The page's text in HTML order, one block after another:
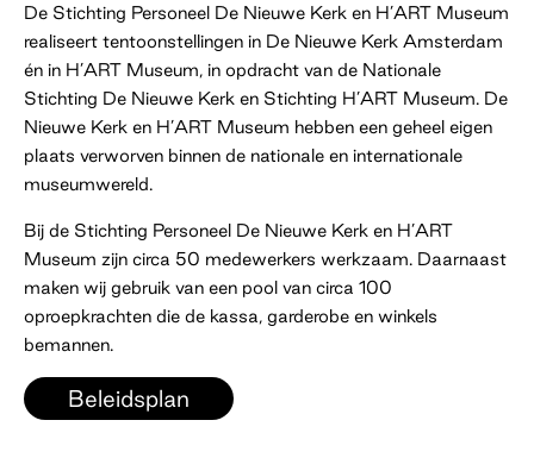
De Stichting Personeel De Nieuwe Kerk en H’ART Museum
realiseert tentoonstellingen in De Nieuwe Kerk Amsterdam
én in H’ART Museum, in opdracht van de Nationale
Stichting De Nieuwe Kerk en Stichting H’ART Museum. De
Nieuwe Kerk en H’ART Museum hebben een geheel eigen
plaats verworven binnen de nationale en internationale
museumwereld.
Bij de Stichting Personeel De Nieuwe Kerk en H’ART
Museum zijn circa 50 medewerkers werkzaam. Daarnaast
maken wij gebruik van een pool van circa 100
oproepkrachten die de kassa, garderobe en winkels
bemannen.
Beleidsplan